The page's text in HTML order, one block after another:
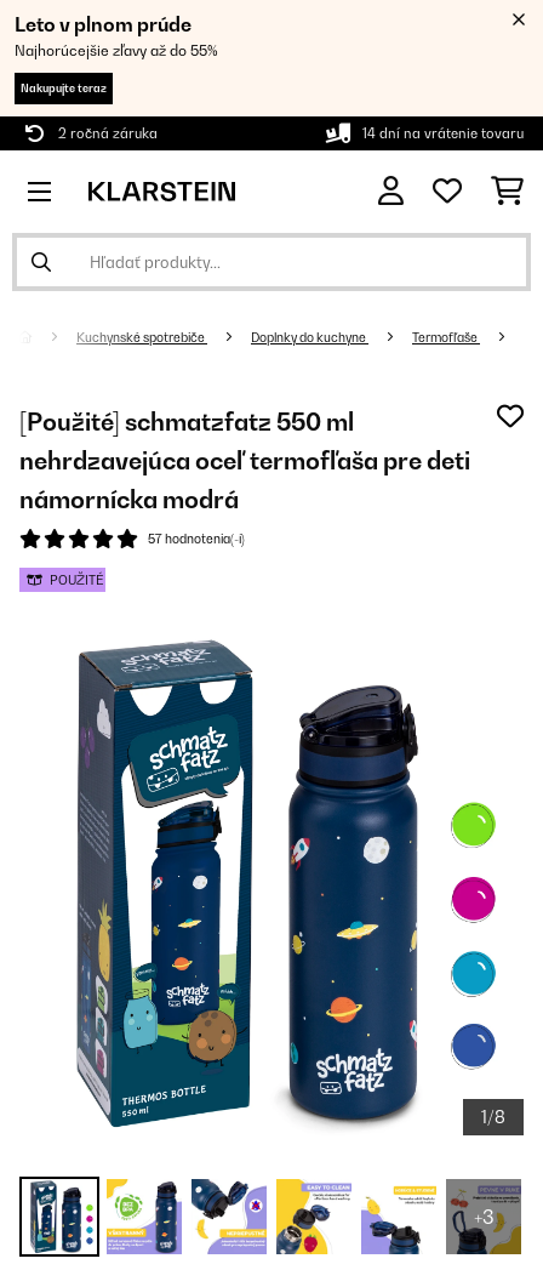
Leto v plnom prúde
Najhorúcejšie zľavy až do 55%
Nakupujte teraz
2 ročná záruka 14 dní na vrátenie tovaru
Kuchynské spotrebiče Doplnky do kuchyne Termofľaše
[Použité] schmatzfatz 550 ml
nehrdzavejúca oceľ termofľaša pre deti
námornícka modrá
57 hodnotenia(-í)
POUŽITÉ
1/8
+3